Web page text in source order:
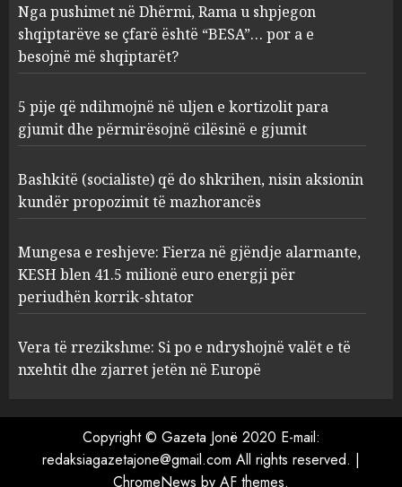
2
kortizolit para gjumit dhe
përmirësojnë cilësinë e gjumit
AUGUST 6, 2026
3
Bashkitë (socialiste) që do
shkrihen, nisin aksionin
kundër propozimit të
mazhorancës
AUGUST 6, 2026
4
Mungesa e reshjeve: Fierza në
gjëndje alarmante, KESH blen
41.5 milionë euro energji për
AUGUST 6, 2026
Vera të rrezikshme: Si po e
ndryshojnë valët e të nxehtit
dhe zjarret jetën në Europë
AUGUST 6, 2026
Nga pushimet në Dhërmi, Rama u shpjegon
shqiptarëve se çfarë është “BESA”… por a e
besojnë më shqiptarët?
5 pije që ndihmojnë në uljen e kortizolit para
gjumit dhe përmirësojnë cilësinë e gjumit
Bashkitë (socialiste) që do shkrihen, nisin aksionin
kundër propozimit të mazhorancës
Mungesa e reshjeve: Fierza në gjëndje alarmante,
KESH blen 41.5 milionë euro energji për
periudhën korrik-shtator
Vera të rrezikshme: Si po e ndryshojnë valët e të
nxehtit dhe zjarret jetën në Europë
Copyright © Gazeta Jonë 2020 E-mail:
redaksiagazetajone@gmail.com All rights reserved. |
ChromeNews by AF themes.